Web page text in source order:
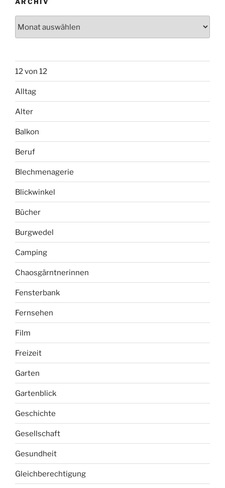
12 von 12
Alltag
Alter
Balkon
Beruf
Blechmenagerie
Blickwinkel
Bücher
Burgwedel
Camping
Chaosgärntnerinnen
Fensterbank
Fernsehen
Film
Freizeit
Garten
Gartenblick
Geschichte
Gesellschaft
Gesundheit
Gleichberechtigung